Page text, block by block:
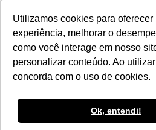
Utilizamos cookies para oferecer
experiência, melhorar o
como você interage em nosso
personalizar conteúdo. Ao
concorda com o uso de cookies.
Ok, entendi!
Utilizamos cookies para oferecer
experiência, melhorar o
como você interage em nosso
personalizar conteúdo. Ao
concorda com o uso de cookies.
Ok, entendi!
Instagram.com/
YouTube.com/
LinkedIn.com/
Twitter.com/
© 2026 Seven Resíduos•